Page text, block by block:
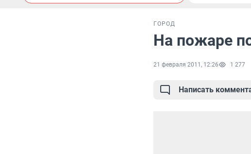
ГОРОД
На пожаре
21 февраля 2011, 12:26 1 277
Написать